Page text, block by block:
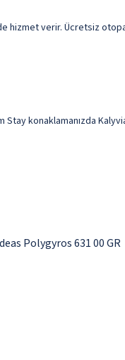
hizmet verir. Ücretsiz
konaklamanızda
Polygyros 631 00 GR